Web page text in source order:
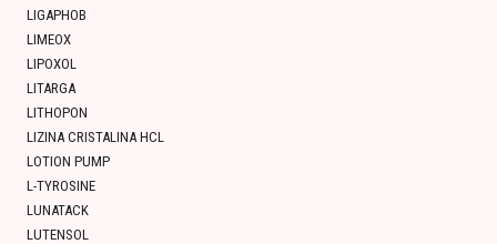
LIGAPHOB
LIMEOX
LIPOXOL
LITARGA
LITHOPON
LIZINA CRISTALINA HCL
LOTION PUMP
L-TYROSINE
LUNATACK
LUTENSOL